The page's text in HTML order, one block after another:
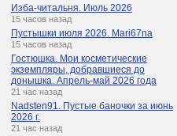
Изба-читальня. Июль 2026
15 часов назад
Пустышки июля 2026. Mari67na
15 часов назад
Гостюшка. Мои косметические
экземпляры, добравшиеся до
донышка. Апрель-май 2026 года
21 час назад
Nadsten91. Пустые баночки за июнь
2026 г.
21 час назад